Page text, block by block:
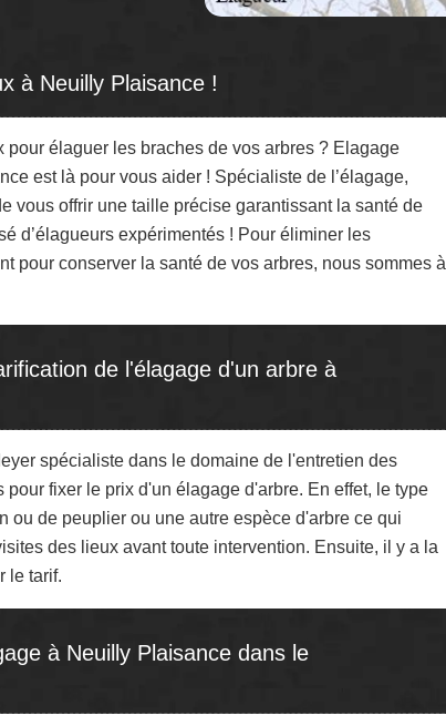
à Neuilly Plaisance !
pour élaguer les braches de vos arbres ? Elagage
est là pour vous aider ! Spécialiste de l’élagage,
vous offrir une taille précise garantissant la santé de
d’élagueurs expérimentés ! Pour éliminer les
pour conserver la santé de vos arbres, nous sommes à
de l'élagage d'un arbre à
spécialiste dans le domaine de l'entretien des
fixer le prix d'un élagage d'arbre. En effet, le type
ou de peuplier ou une autre espèce d'arbre ce qui
des lieux avant toute intervention. Ensuite, il y a la
le tarif.
à Neuilly Plaisance dans le